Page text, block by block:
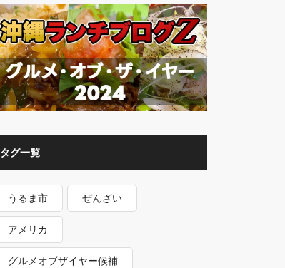
タグ一覧
うるま市 ぜんざい
アメリカ
グルメオブザイヤー候補